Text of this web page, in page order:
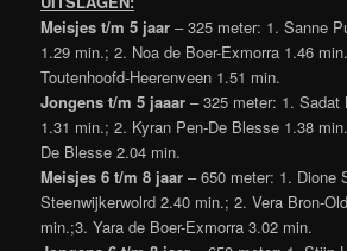
Meisjes t/m 5 jaar – 325 meter: 1. Sanne
1.29 min.; 2. Noa de Boer-Exmorra 1.46
Toutenhoofd-Heerenveen 1.51 min.
Jongens t/m 5 jaaar – 325 meter: 1.
1.31 min.; 2. Kyran Pen-De Blesse 1.38
De Blesse 2.04 min.
Meisjes 6 t/m 8 jaar – 650 meter: 1. Dione
Steenwijkerwolrd 2.40 min.; 2. Vera Bron-
min.;3. Yara de Boer-Exmorra 3.02 min.